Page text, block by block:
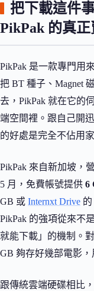
把下載這件
PikPak 的真
PikPak 是一款專門用
把 BT 種子、Magnet
去，PikPak 就在它的
端空間裡。跟自己開
的好處是完全不佔用
PikPak 來自新加坡，
5 月，免費帳號提供 6
GB 或 Internxt Drive
PikPak 的強項從來不
就能下載」的機制。
GB 夠存好幾部電影，
跟傳統雲端硬碟相比